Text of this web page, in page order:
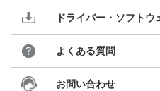
ドライバー・ソフトウ
よくある質問
お問い合わせ